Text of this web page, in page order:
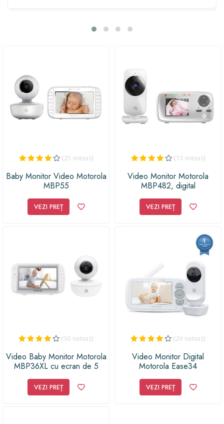
precum comunicare bidirecțională și înregistrare
printr-o conexiune WiFi sigură și ușor de configurat, vei
putea să verifici totul chiar și atunci când ești departe de
casă. Este dispozitivul ideal pentru părinți moderni și
ocupați, care doresc să se asigure că bebelușul lor este
mereu în siguranță și supravegheat. Alege Monitorul
bebe Motorola Ease44 Connect și oferă-i părinților o
(25 voturi)
Baby Monitor Video Motorola
MBP55
VEZI PREȚ
(73 voturi)
Video Monitor Motorola
MBP482, digital
VEZI PREȚ
(50 voturi)
Video Baby Monitor Motorola
MBP36XL cu ecran de 5
VEZI PREȚ
(29 voturi)
Video Monitor Digital
Motorola Ease34
VEZI PREȚ